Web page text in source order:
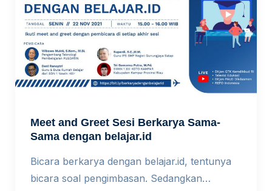
Meet and Greet Sesi Berkarya Sama-
Sama dengan belajar.id
Bicara berkarya dengan belajar.id, tentunya
bicara soal pengimbasan. Sedangkan